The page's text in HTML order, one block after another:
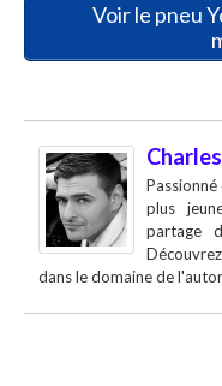
Voir le pneu
Charles
plus
partage
dans le domaine de